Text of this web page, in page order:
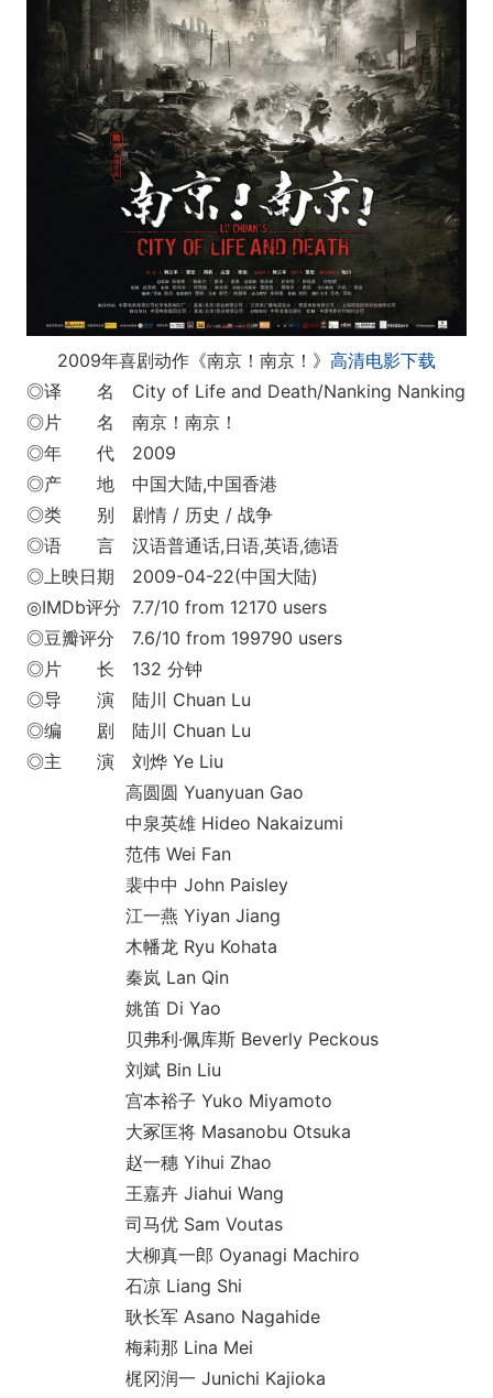
2009年喜剧动作《南京！南京！》 高清电影下载
◎译 名 City of Life and Death/Nanking Nanking
◎片 名 南京！南京！
◎年 代 2009
◎产 地 中国大陆,中国香港
◎类 别 剧情 / 历史 / 战争
◎语 言 汉语普通话,日语,英语,德语
◎上映日期 2009-04-22(中国大陆)
◎IMDb评分 7.7/10 from 12170 users
◎豆瓣评分 7.6/10 from 199790 users
◎片 长 132 分钟
◎导 演 陆川 Chuan Lu
◎编 剧 陆川 Chuan Lu
◎主 演 刘烨 Ye Liu
高圆圆 Yuanyuan Gao
中泉英雄 Hideo Nakaizumi
范伟 Wei Fan
裴中中 John Paisley
江一燕 Yiyan Jiang
木幡龙 Ryu Kohata
秦岚 Lan Qin
姚笛 Di Yao
贝弗利·佩库斯 Beverly Peckous
刘斌 Bin Liu
宫本裕子 Yuko Miyamoto
大冢匡将 Masanobu Otsuka
赵一穗 Yihui Zhao
王嘉卉 Jiahui Wang
司马优 Sam Voutas
大柳真一郎 Oyanagi Machiro
石凉 Liang Shi
耿长军 Asano Nagahide
梅莉那 Lina Mei
梶冈润一 Junichi Kajioka